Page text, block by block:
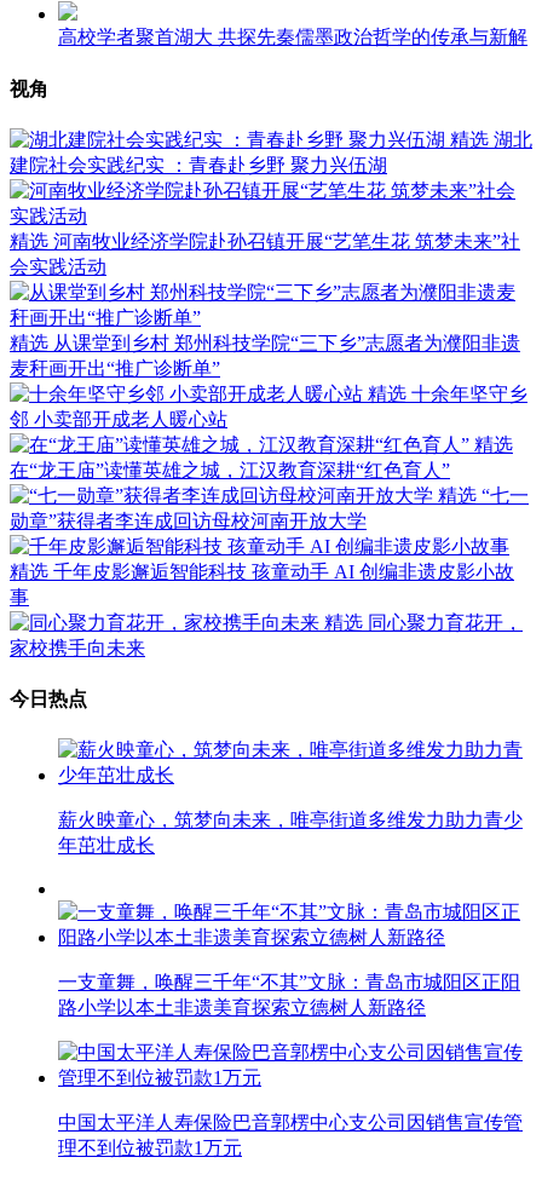
高校学者聚首湖大 共探先秦儒墨政治哲学的传承与新解
视角
精选 湖北
建院社会实践纪实 ：青春赴乡野 聚力兴伍湖
精选 河南牧业经济学院赴孙召镇开展“艺笔生花 筑梦未来”社
会实践活动
精选 从课堂到乡村 郑州科技学院“三下乡”志愿者为濮阳非遗
麦秆画开出“推广诊断单”
精选 十余年坚守乡
邻 小卖部开成老人暖心站
精选
在“龙王庙”读懂英雄之城，江汉教育深耕“红色育人”
精选 “七一
勋章”获得者李连成回访母校河南开放大学
精选 千年皮影邂逅智能科技 孩童动手 AI 创编非遗皮影小故
事
精选 同心聚力育花开，
家校携手向未来
今日热点
薪火映童心，筑梦向未来，唯亭街道多维发力助力青少
年茁壮成长
一支童舞，唤醒三千年“不其”文脉：青岛市城阳区正阳
路小学以本土非遗美育探索立德树人新路径
中国太平洋人寿保险巴音郭楞中心支公司因销售宣传管
理不到位被罚款1万元